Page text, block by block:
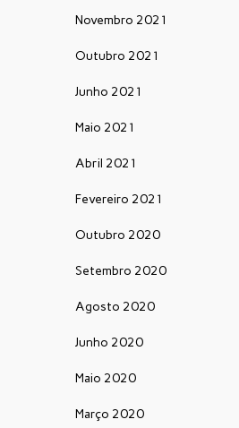
Novembro 2021
Outubro 2021
Junho 2021
Maio 2021
Abril 2021
Fevereiro 2021
Outubro 2020
Setembro 2020
Agosto 2020
Junho 2020
Maio 2020
Março 2020